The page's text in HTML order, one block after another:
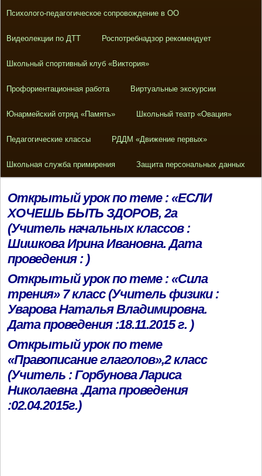
Психолого-педагогическое сопровождение в ОО
Видеолекции по ДТТ Роспотребнадзор рекомендует
Школьный спортивный клуб «Виктория»
Профориентационная работа Виртуальные экскурсии
Юнармейский отряд «Память» Школьный театр «Овация»
Педагогические классы РДДМ «Движение первых»
Школьная служба примирения Защита персональных данных
Открытый урок по теме : «ЕСЛИ
ХОЧЕШЬ БЫТЬ ЗДОРОВ, 2а
(Учитель начальных классов :
Шишкова Ирина Ивановна. Дата
проведения : )
Открытый урок по теме : «Сила
трения» 7 класс (Учитель физики :
Уварова Наталья Владимировна.
Дата проведения :18.11.2015 г. )
Открытый урок по теме
«Правописание глаголов»,2 класс
(Учитель : Горбунова Лариса
Николаевна .Дата проведения
:02.04.2015г.)